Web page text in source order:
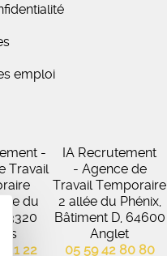
Masquer le
emploi
-
Travail
du
21 22
IA Recrutement
- Agence de
Travail Temporaire
2 allée du Phénix,
Bâtiment D, 64600
Anglet
05 59 42 80 80